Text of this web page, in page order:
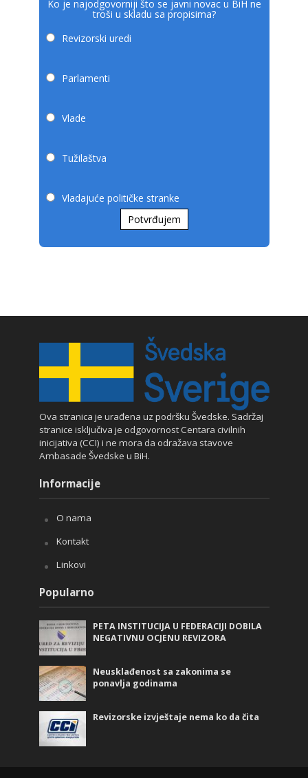
Ko je najodgovorniji što se javni novac u BiH ne
troši u skladu sa propisima?
Revizorski uredi
Parlamenti
Vlade
Tužilaštva
Vladajuće političke stranke
Potvrđujem
Ova stranica je urađena uz podršku Švedske. Sadržaj
stranice isključiva je odgovornost Centara civilnih
inicijativa (CCI) i ne mora da odražava stavove
Ambasade Švedske u BiH.
Informacije
O nama
Kontakt
Linkovi
Popularno
PETA INSTITUCIJA U FEDERACIJI DOBILA
NEGATIVNU OCJENU REVIZORA
Neusklađenost sa zakonima se
ponavlja godinama
Revizorske izvještaje nema ko da čita